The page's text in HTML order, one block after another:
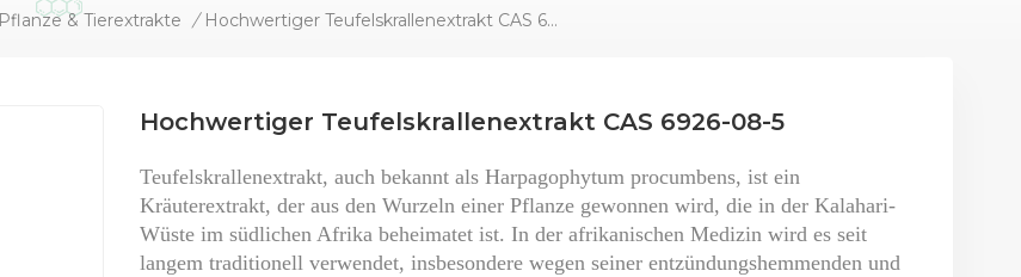
Pflanze & Tierextrakte / Hochwertiger Teufelskrallenextrakt CAS 6926-08-5
Hochwertiger Teufelskrallenextrakt CAS 6926-08-5
Teufelskrallenextrakt, auch bekannt als Harpagophytum procumbens, ist ein
Kräuterextrakt, der aus den Wurzeln einer Pflanze gewonnen wird, die in der Kalahari-
Wüste im südlichen Afrika beheimatet ist. In der afrikanischen Medizin wird es seit
langem traditionell verwendet, insbesondere wegen seiner entzündungshemmenden und